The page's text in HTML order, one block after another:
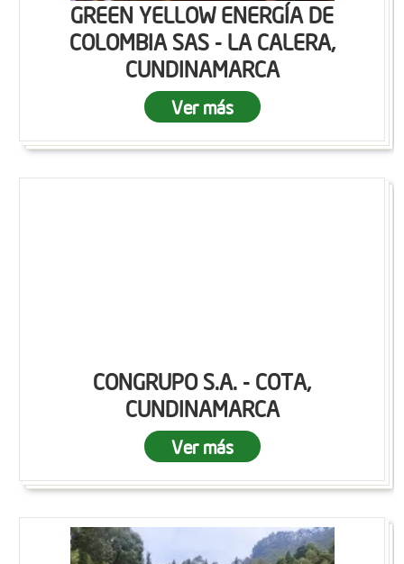
GREEN YELLOW ENERGÍA DE
COLOMBIA SAS - LA CALERA,
CUNDINAMARCA
Ver más
CONGRUPO S.A. - COTA,
CUNDINAMARCA
Ver más